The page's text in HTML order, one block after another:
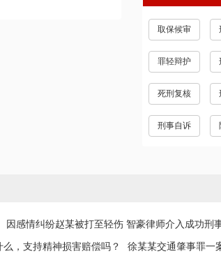
取保候审
罪轻辩护
死刑复核
刑事自诉
因感情纠纷赵某被打至轻伤 智豪律师介入成功刑
，支持精神损害赔偿吗？
徐某某交通肇事罪一